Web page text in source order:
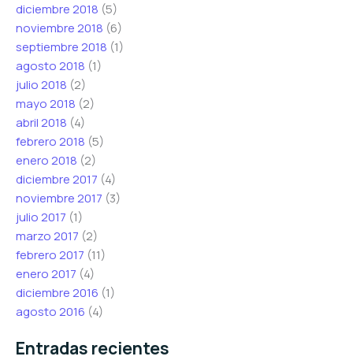
diciembre 2018 (5)
noviembre 2018 (6)
septiembre 2018 (1)
agosto 2018 (1)
julio 2018 (2)
mayo 2018 (2)
abril 2018 (4)
febrero 2018 (5)
enero 2018 (2)
diciembre 2017 (4)
noviembre 2017 (3)
julio 2017 (1)
marzo 2017 (2)
febrero 2017 (11)
enero 2017 (4)
diciembre 2016 (1)
agosto 2016 (4)
Entradas recientes